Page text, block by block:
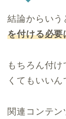
結論からいう
を付ける必要
もちろん付
くてもいいん
関連コンテン